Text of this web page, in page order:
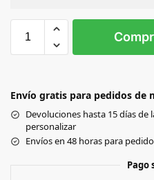
DARK
NAVY
Envío gratis para pedidos de
Devoluciones hasta 15 días
personalizar
Envíos en 48 horas para
Pago